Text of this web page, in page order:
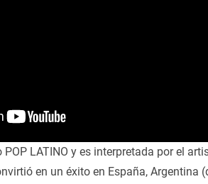
POP LATINO y es interpretada por el
en un éxito en España, Argentina